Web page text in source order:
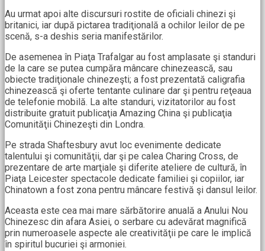
Au urmat apoi alte discursuri rostite de oficiali chinezi şi
britanici, iar după pictarea tradiţională a ochilor leilor de pe
scenă, s-a deshis seria manifestărilor.
De asemenea în Piaţa Trafalgar au fost amplasate şi standuri
de la care se putea cumpăra mâncare chinezească, sau
obiecte tradiţionale chinezeşti; a fost prezentată caligrafia
chinezească şi oferte tentante culinare dar şi pentru reţeaua
de telefonie mobilă. La alte standuri, vizitatorilor au fost
distribuite gratuit publicaţia Amazing China şi publicaţia
Comunităţii Chinezeşti din Londra.
Pe strada Shaftesbury avut loc evenimente dedicate
talentului şi comunităţii, dar şi pe calea Charing Cross, de
prezentare de arte marţiale şi diferite ateliere de cultură, în
Piaţa Leicester spectacole dedicate familiei şi copiilor, iar
Chinatown a fost zona pentru mâncare festivă şi dansul leilor.
Aceasta este cea mai mare sărbătorire anuală a Anului Nou
Chinezesc din afara Asiei, o serbare cu adevărat magnifică
prin numeroasele aspecte ale creativităţii pe care le implică
în spiritul bucuriei şi armoniei.